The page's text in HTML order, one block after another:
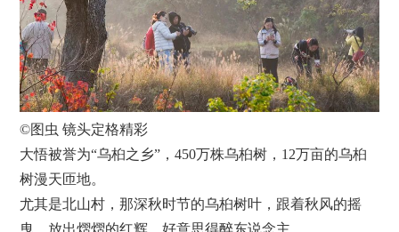
©图虫 镜头定格精彩
大悟被誉为“乌桕之乡”，450万株乌桕树，12万亩的乌桕
树漫天匝地。
尤其是北山村，那深秋时节的乌桕树叶，跟着秋风的摇
曳，放出熠熠的红辉，好意思得醉东说念主。